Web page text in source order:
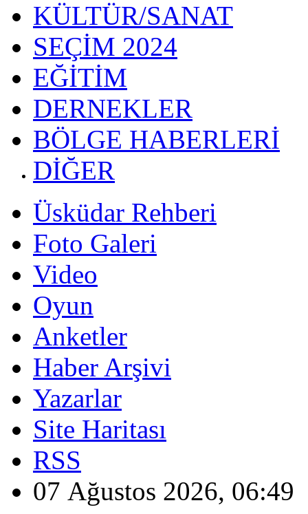
KÜLTÜR/SANAT
SEÇİM 2024
EĞİTİM
DERNEKLER
BÖLGE HABERLERİ
DİĞER
Üsküdar Rehberi
Foto Galeri
Video
Oyun
Anketler
Haber Arşivi
Yazarlar
Site Haritası
RSS
07 Ağustos 2026, 06:49